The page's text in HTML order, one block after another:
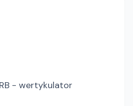
- wertykulator